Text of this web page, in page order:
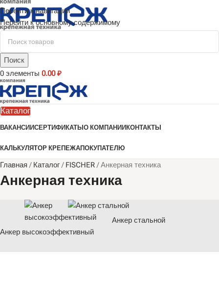
Перейти к навигации
Перейти к основному содержимому
Поиск
0 элементы 0.00₽
Каталог
ВАКАНСИИСЕРТИФИКАТЫ О КОМПАНИИ КОНТАКТЫ
КАЛЬКУЛЯТОР КРЕПЕЖАПОКУПАТЕЛЮ
Главная / Каталог/ FISCHER/Анкерная техника
Анкерная техника
Анкер высокоэффективный
Анкер стальной